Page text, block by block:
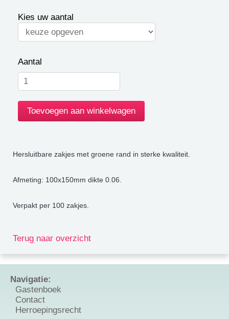
Kies uw aantal
Aantal
Hersluitbare zakjes met groene rand in sterke kwaliteit.
Afmeting: 100x150mm dikte 0.06.
Verpakt per 100 zakjes.
Terug naar overzicht
Navigatie:
Gastenboek
Contact
Herroepingsrecht